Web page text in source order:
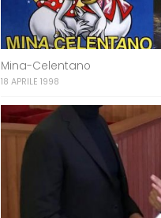
Mina-Celentano
18 APRILE 1998